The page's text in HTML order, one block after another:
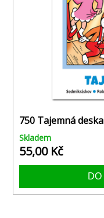
750 Tajemná deska
Skladem
55,00 Kč